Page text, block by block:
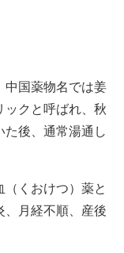
中国薬物名では姜
ックと呼ばれ、秋
後、通常湯通し
（くおけつ）薬と
、月経不順、産後